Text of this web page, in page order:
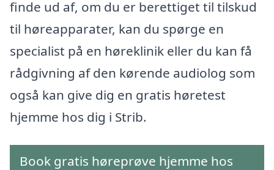
finde ud af, om du er berettiget til tilskud
til høreapparater, kan du spørge en
specialist på en høreklinik eller du kan få
rådgivning af den kørende audiolog som
også kan give dig en gratis høretest
hjemme hos dig i Strib.
Book gratis høreprøve hjemme hos